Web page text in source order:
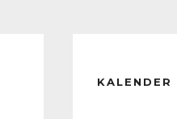
KALENDER